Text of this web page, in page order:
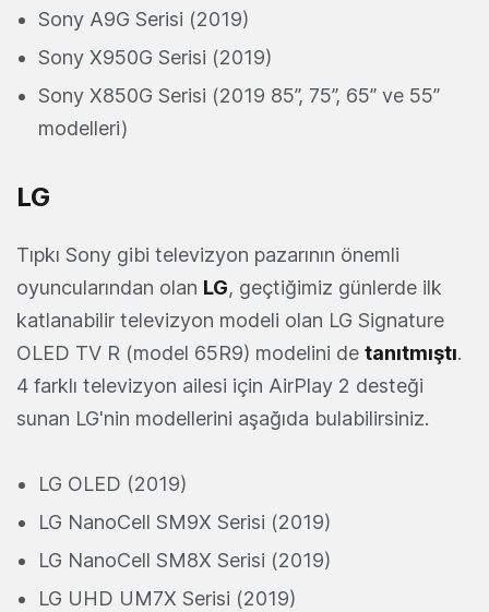
Sony A9G Serisi (2019)
Sony X950G Serisi (2019)
Sony X850G Serisi (2019 85”, 75”, 65” ve 55”
modelleri)
LG
Tıpkı Sony gibi televizyon pazarının önemli
oyuncularından olan LG, geçtiğimiz günlerde ilk
katlanabilir televizyon modeli olan LG Signature
OLED TV R (model 65R9) modelini de tanıtmıştı.
4 farklı televizyon ailesi için AirPlay 2 desteği
sunan LG'nin modellerini aşağıda bulabilirsiniz.
LG OLED (2019)
LG NanoCell SM9X Serisi (2019)
LG NanoCell SM8X Serisi (2019)
LG UHD UM7X Serisi (2019)